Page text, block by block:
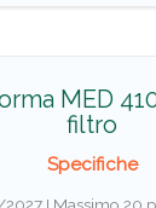
MED
filtro
Specifiche